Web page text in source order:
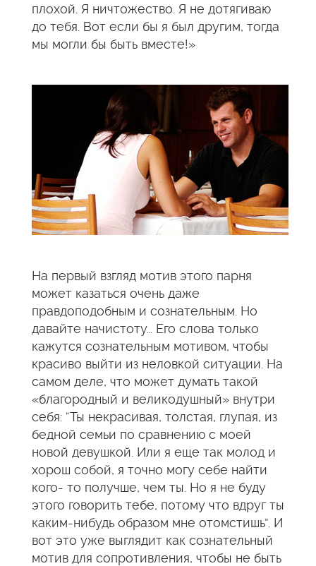
плохой. Я ничтожество. Я не дотягиваю
до тебя. Вот если бы я был другим, тогда
мы могли бы быть вместе!»
На первый взгляд мотив этого парня
может казаться очень даже
правдоподобным и сознательным. Но
давайте начистоту… Его слова только
кажутся сознательным мотивом, чтобы
красиво выйти из неловкой ситуации. На
самом деле, что может думать такой
«благородный и великодушный» внутри
себя: “Ты некрасивая, толстая, глупая, из
бедной семьи по сравнению с моей
новой девушкой. Или я еще так молод и
хорош собой, я точно могу себе найти
кого- то получше, чем ты. Но я не буду
этого говорить тебе, потому что вдруг ты
каким-нибудь образом мне отомстишь”. И
вот это уже выглядит как сознательный
мотив для сопротивления, чтобы не быть